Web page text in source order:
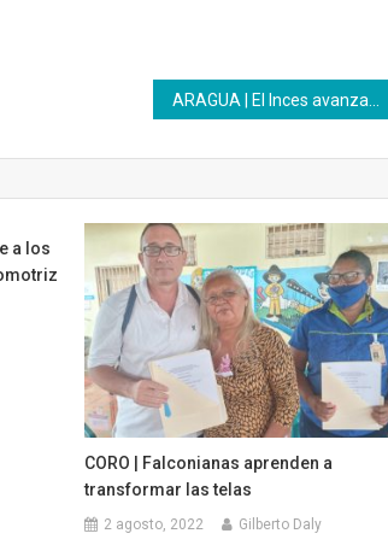
a los
CORO | Falconianas aprenden a
transformar las telas
2 agosto, 2022 Gilberto Daly